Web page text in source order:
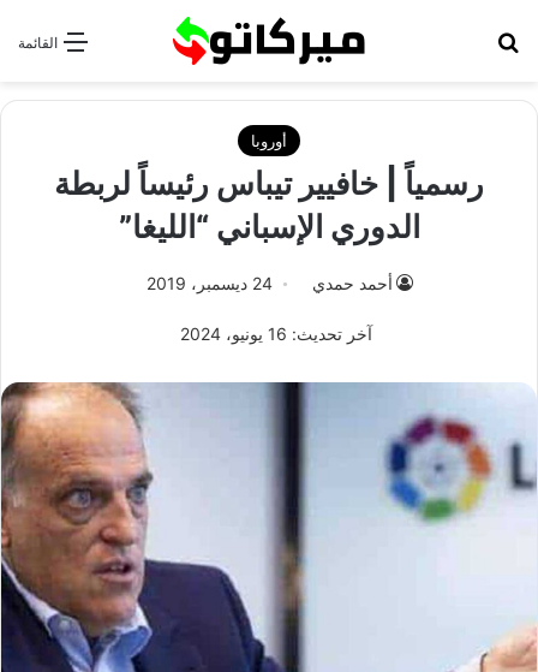
القائمة
أوروبا
رسمياً | خافيير تيباس رئيساً لربطة
الدوري الإسباني “الليغا”
أحمد حمدي 24 ديسمبر، 2019
آخر تحديث: 16 يونيو، 2024